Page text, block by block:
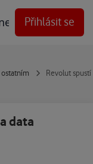
Techforum
Přihlásit se
Revolut
data